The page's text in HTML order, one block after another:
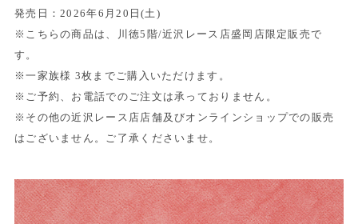
発売日：2026年6月20日(土)
※こちらの商品は、川徳5階/近沢レース店盛岡店限定販売で
す。
※一家族様 3枚までご購入いただけます。
※ご予約、お電話でのご注文は承っておりません。
※その他の近沢レース店店舗及びオンラインショップでの販売
はございません。ご了承くださいませ。